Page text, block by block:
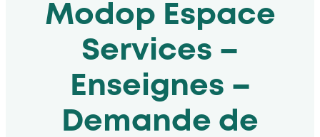
Modop Espace
Services –
Enseignes –
Demande de